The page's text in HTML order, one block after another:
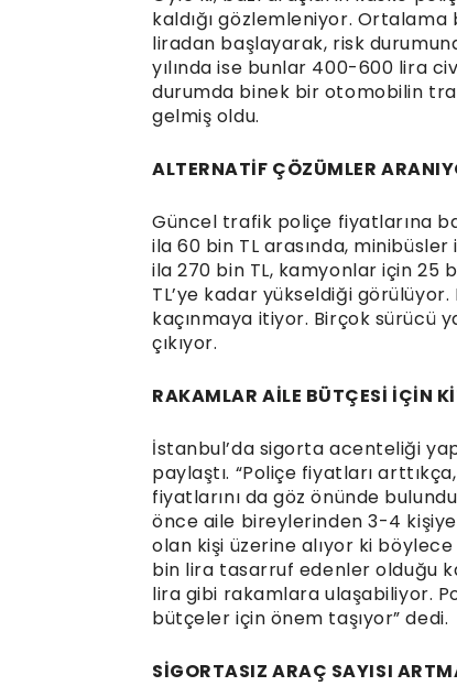
kaldığı gözlemleniyor.
liradan başlayarak, risk
yılında ise bunlar 400-600 lira
durumda binek bir otomobilin
gelmiş oldu.
ALTERNATİF ÇÖZÜMLER
Güncel trafik poliçe fiyatlarına
ila 60 bin TL arasında,
ila 270 bin TL, kamyonlar için 25
TL’ye kadar yükseldiği
kaçınmaya itiyor. Birçok sürücü
çıkıyor.
RAKAMLAR AİLE BÜTÇESİ İÇİN
İstanbul’da sigorta acenteliği
paylaştı. “Poliçe fiyatları
fiyatlarını da göz önünde
önce aile bireylerinden 3-4 kişiye
olan kişi üzerine alıyor ki
bin lira tasarruf edenler olduğu
lira gibi rakamlara ulaşabiliyor.
bütçeler için önem taşıyor” dedi.
SİGORTASIZ ARAÇ SAYISI